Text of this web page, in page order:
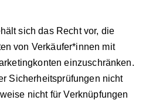
sich das Recht vor, die
von Verkäufer*innen mit
einzuschränken.
Sicherheitsprüfungen nicht
nicht für Verknüpfungen